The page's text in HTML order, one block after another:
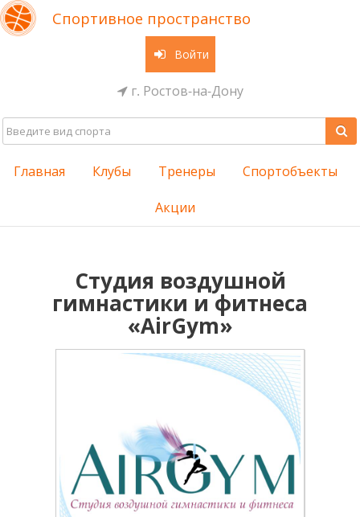
Спортивное пространство
Войти
г. Ростов-на-Дону
Главная Клубы Тренеры Спортобъекты
Акции
Студия воздушной
гимнастики и фитнеса
«AirGym»